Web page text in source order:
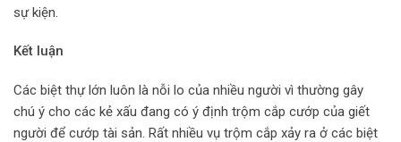
sự kiện.
Kết luận
Các biệt thự lớn luôn là nỗi lo của nhiều người vì thường gây
chú ý cho các kẻ xấu đang có ý định trộm cắp cướp của giết
người để cướp tài sản. Rất nhiều vụ trộm cắp xảy ra ở các biệt